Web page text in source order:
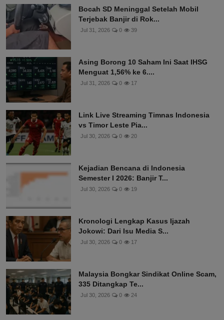
Bocah SD Meninggal Setelah Mobil
Terjebak Banjir di Rok...
Jul 31, 2026 0 39
Asing Borong 10 Saham Ini Saat IHSG
Menguat 1,56% ke 6....
Jul 31, 2026 0 17
Link Live Streaming Timnas Indonesia
vs Timor Leste Pia...
Jul 30, 2026 0 20
Kejadian Bencana di Indonesia
Semester I 2026: Banjir T...
Jul 30, 2026 0 19
Kronologi Lengkap Kasus Ijazah
Jokowi: Dari Isu Media S...
Jul 30, 2026 0 17
Malaysia Bongkar Sindikat Online Scam,
335 Ditangkap Te...
Jul 30, 2026 0 24